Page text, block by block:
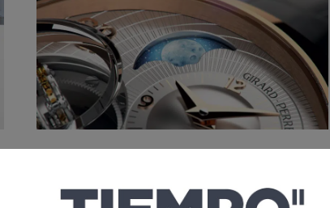
PLANÉTARIUM TRI-AXIAL